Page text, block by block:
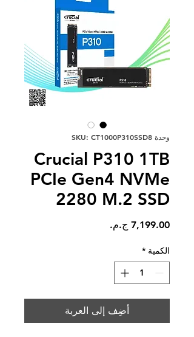
وحدة SKU: CT1000P310SSD8
Crucial P310 1TB
PCIe Gen4 NVMe
2280 M.2 SSD
الكمية *
أضِف إلى العربة